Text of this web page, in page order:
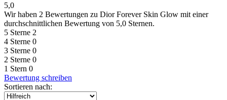
5,0
Wir haben 2 Bewertungen zu Dior Forever Skin Glow mit einer
durchschnittlichen Bewertung von 5,0 Sternen.
5 Sterne 2
4 Sterne 0
3 Sterne 0
2 Sterne 0
1 Stern 0
Bewertung schreiben
Sortieren nach: